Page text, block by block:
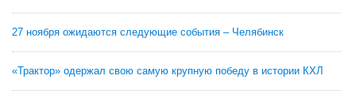
27 ноября ожидаются следующие события – Челябинск
«Трактор» одержал свою самую крупную победу в истории КХЛ